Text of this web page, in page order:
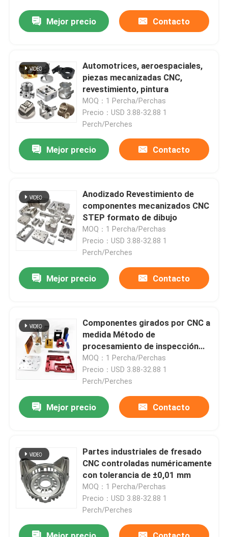
Mejor precio Contacto
Automotrices, aeroespaciales,
piezas mecanizadas CNC,
revestimiento, pintura
MOQ：1 Percha/Perchas
Precio：USD 3.88-32.88 1
Perch/Perches
Mejor precio Contacto
Anodizado Revestimiento de
componentes mecanizados CNC
STEP formato de dibujo
MOQ：1 Percha/Perchas
Precio：USD 3.88-32.88 1
Perch/Perches
Mejor precio Contacto
Componentes girados por CNC a
medida Método de
procesamiento de inspección
100%
MOQ：1 Percha/Perchas
Precio：USD 3.88-32.88 1
Perch/Perches
Mejor precio Contacto
Partes industriales de fresado
CNC controladas numéricamente
con tolerancia de ±0,01 mm
MOQ：1 Percha/Perchas
Precio：USD 3.88-32.88 1
Perch/Perches